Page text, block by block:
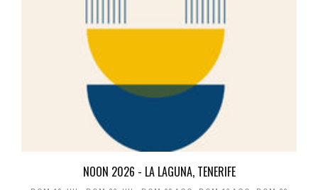
NOON 2026 - LA LAGUNA, TENERIFE